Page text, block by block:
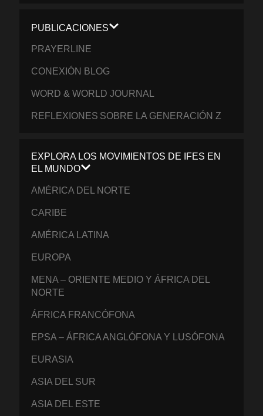
PUBLICACIONES
PRAYERLINE
CONEXIÓN BLOG
WORD & WORLD JOURNAL
REFLEXIONES SOBRE LA GENERACIÓN Z
EXPLORA LOS MOVIMIENTOS DE IFES EN
EL MUNDO
AMÉRICA DEL NORTE
CARIBE
AMÉRICA LATINA
EUROPA
MENA – ORIENTE MEDIO Y ÁFRICA DEL
NORTE
ÁFRICA FRANCÓFONA
EPSA – ÁFRICA ANGLÓFONA Y LUSÓFONA
EURASIA
ASIA DEL SUR
ASIA DEL ESTE